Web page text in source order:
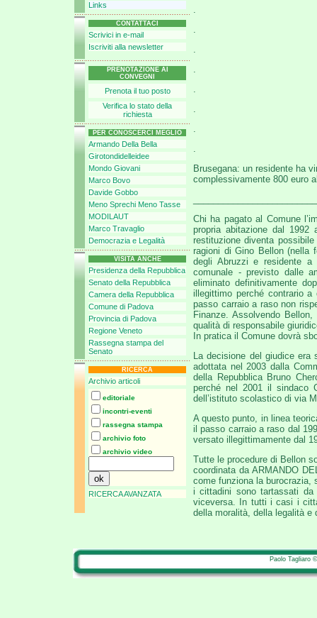
Links
CONTATTACI
Scrivici in e-mail
Iscriviti alla newsletter
PRENOTAZIONE AI
CONVEGNI
Prenota il tuo posto
Verifica lo stato della
richiesta
PER CONOSCERCI MEGLIO
Armando Della Bella
Girotondidelleidee
Mondo Giovani
Marco Bovo
Davide Gobbo
Meno Sprechi Meno Tasse
MODILAUT
Marco Travaglio
Democrazia e Legalità
VISITA ANCHE
Presidenza della Repubblica
Senato della Repubblica
Camera della Repubblica
Comune di Padova
Provincia di Padova
Regione Veneto
Rassegna stampa del
Senato
RICERCA
Archivio articoli
editoriale
incontri-eventi
rassegna stampa
archivio foto
archivio video
RICERCA AVANZATA
.
.
.
.
.
.
.
.
Brusegana: un residente ha
complessivamente 800 euro
Chi ha pagato al Comune
propria abitazione dal
restituzione diventa
ragioni di Gino Bellon (nella
degli Abruzzi e residente
comunale - previsto dalle
eliminato definitivamente
illegittimo perché contrario
passo carraio a raso non
Finanze. Assolvendo
qualità di responsabile
In pratica il Comune dovrà
La decisione del giudice
adottata nel 2003 dalla
della Repubblica Bruno
perché nel 2001 il sindaco
dell’istituto scolastico di via
A questo punto, in linea
il passo carraio a raso dal
versato illegittimamente dal
Tutte le procedure di Bellon
coordinata da ARMANDO
come funziona la burocrazia,
i cittadini sono tartassati
viceversa. In tutti i casi i
della moralità, della legalità e
Paolo Tagliaro ©